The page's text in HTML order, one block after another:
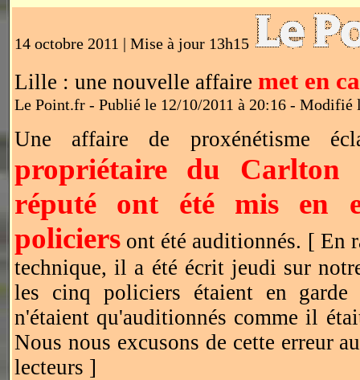
14 octobre 2011 | Mise à jour 13h15
Lille : une nouvelle affaire met en
Le Point.fr - Publié le 12/10/2011 à 20:16 - Modifié
Une affaire de proxénétisme
propriétaire du Carlton
réputé ont été mis en
policiers ont été auditionnés. [ En
technique, il a été écrit jeudi sur
les cinq policiers étaient en
n'étaient qu'auditionnés comme il
Nous nous excusons de cette erreur
lecteurs ]